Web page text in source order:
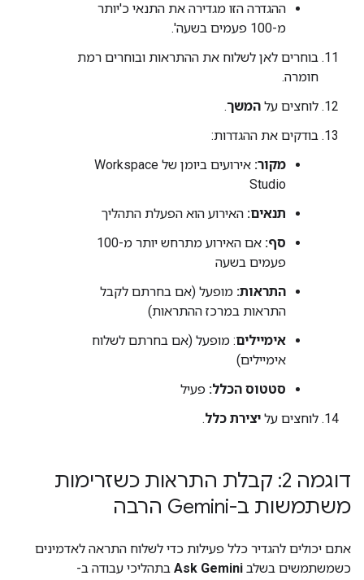
ההגדרה הזו מגדירה את התנאי כ'יותר
מ-100 פעמים בשעה'.
בוחרים לאן לשלוח את ההתראות ובוחרים רמת
חומרה.
לוחצים על המשך.
בודקים את ההגדרות:
מקור:
אירועים ביומן של Workspace
Studio
תנאים: האירוע הוא הפעלת התהליך
סף:
אם האירוע מתרחש יותר מ-100
פעמים בשעה
התראות: מופעל (אם בחרתם לקבל
התראות במרכז ההתראות)
אימיילים: מופעל (אם בחרתם לשלוח
אימיילים)
סטטוס הכלל: פעיל
לוחצים על יצירת כלל.
דוגמה 2: קבלת התראות כשזרימות
משתמשות ב-Gemini הרבה
אתם יכולים להגדיר כלל פעילות כדי לשלוח התראה לאדמינים
כשמשתמשים בשלב Ask Gemini בתהליכי עבודה ב-